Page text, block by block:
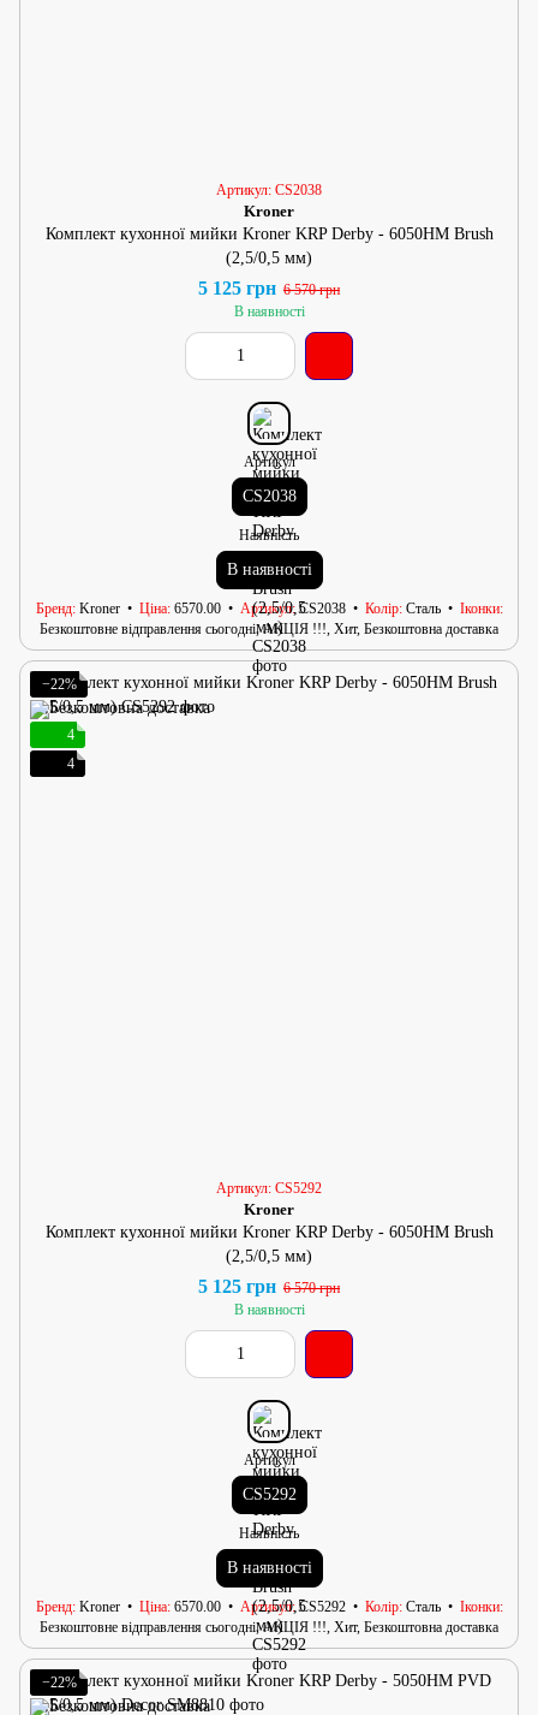
Артикул: CS2038
Kroner
Комплект кухонної мийки Kroner KRP Derby - 6050HM Brush
(2,5/0,5 мм)
5 125 грн 6 570 грн
В наявності
Артикул
CS2038
Наявність
В наявності
Бренд Kroner Ціна 6570.00 Артикул CS2038 Колір Сталь
Іконки
Безкоштовне відправлення сьогодні, АКЦІЯ !!!, Хит, Безкоштовна доставка
−22%
4
4
Артикул: CS5292
Kroner
Комплект кухонної мийки Kroner KRP Derby - 6050HM Brush
(2,5/0,5 мм)
5 125 грн 6 570 грн
В наявності
Артикул
CS5292
Наявність
В наявності
Бренд Kroner Ціна 6570.00 Артикул CS5292 Колір Сталь
Іконки
Безкоштовне відправлення сьогодні, АКЦІЯ !!!, Хит, Безкоштовна доставка
−22%